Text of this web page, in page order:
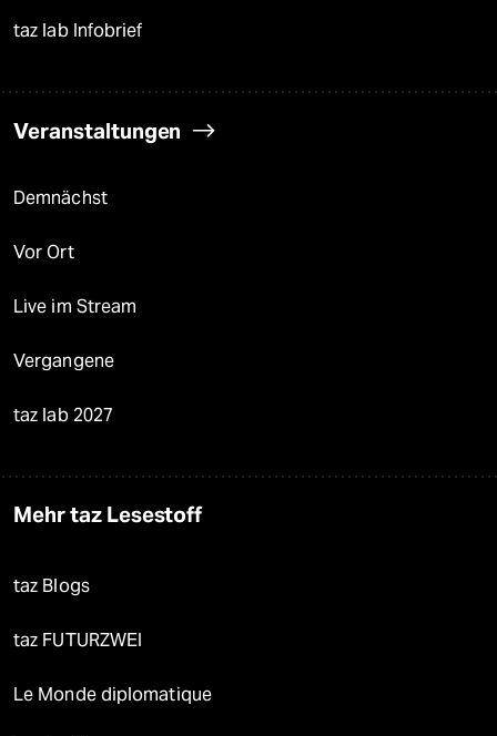
taz lab Infobrief
Veranstaltungen
Demnächst
Vor Ort
Live im Stream
Vergangene
taz lab 2027
Mehr taz Lesestoff
taz Blogs
taz FUTURZWEI
Le Monde diplomatique